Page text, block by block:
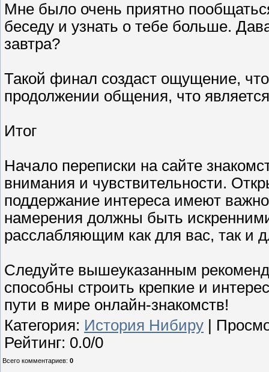
Мне было очень приятно
беседу и узнать о тебе больше.
завтра?
Такой финал создаст ощущение,
продолжении общения, что
Итог
Начало переписки на сайте
внимания и чувствительности.
поддержание интереса имеют
намерения должны быть
расслабляющим как для вас, так и
Следуйте вышеуказанным
способны строить крепкие и
пути в мире онлайн-знакомств!
Категория: История Нибиру
Рейтинг: 0.0/0
Всего комментариев: 0